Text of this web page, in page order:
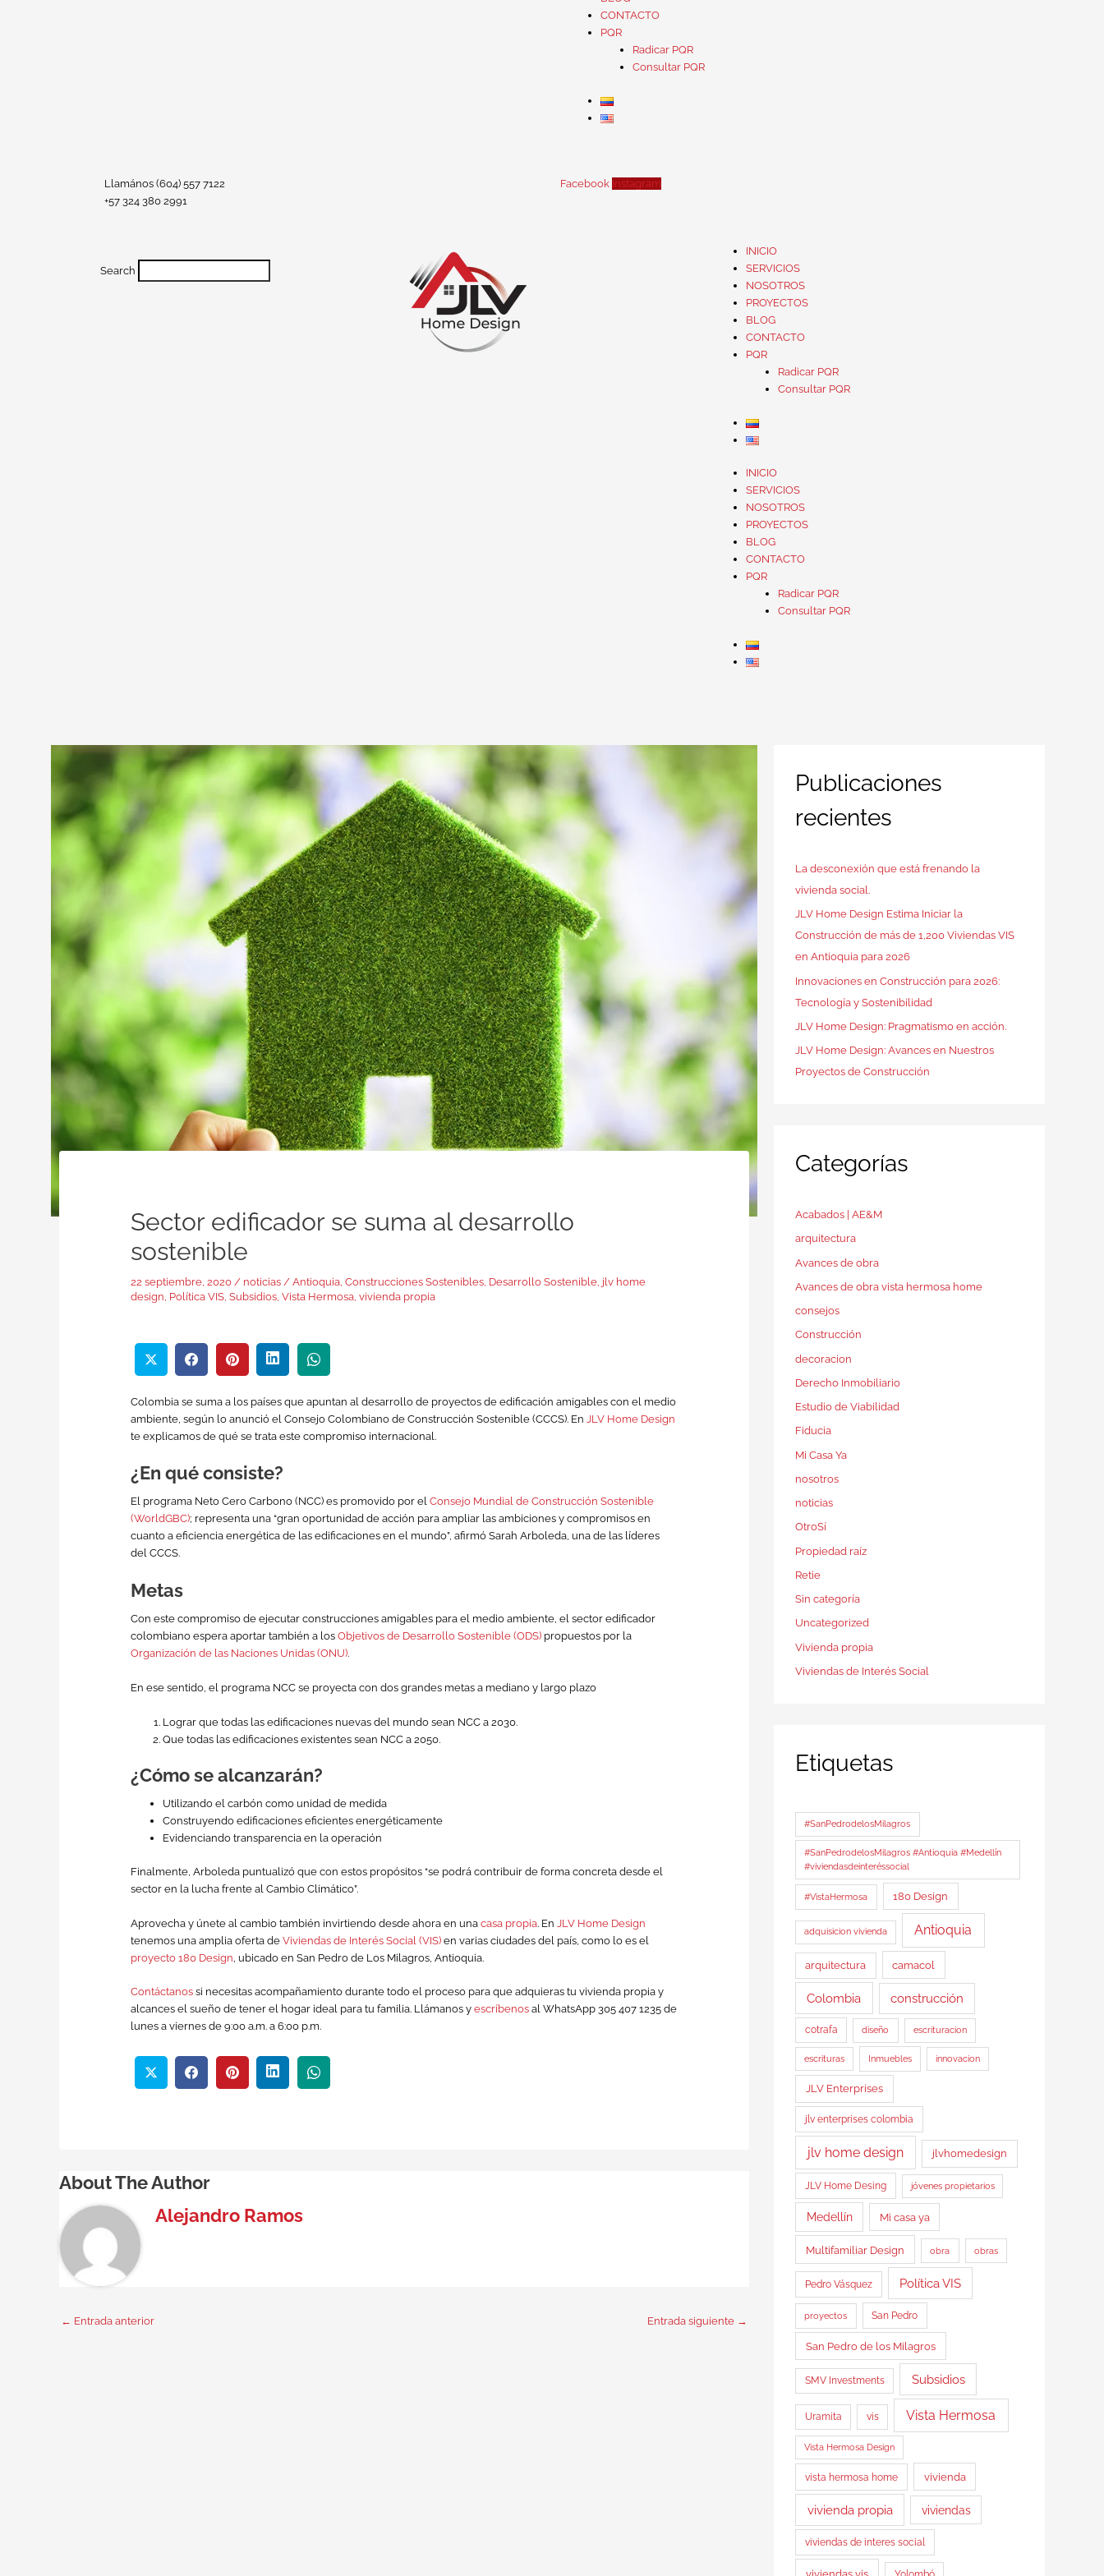
CONTACTO
PQR
Radicar PQR
Consultar PQR
Llamános (604) 557 7122
+57 324 380 2991
Facebook Instagram
Search
INICIO
SERVICIOS
NOSOTROS
PROYECTOS
BLOG
CONTACTO
PQR
Radicar PQR
Consultar PQR
INICIO
SERVICIOS
NOSOTROS
PROYECTOS
BLOG
CONTACTO
PQR
Radicar PQR
Consultar PQR
Sector edificador se suma al desarrollo
sostenible
22 septiembre, 2020 / noticias/ Antioquia, Construcciones Sostenibles, Desarrollo Sostenible, jlv home
design, Política VIS, Subsidios, Vista Hermosa, vivienda propia
Colombia se suma a los países que apuntan al desarrollo de proyectos de edificación amigables con el medio
ambiente, según lo anunció el Consejo Colombiano de Construcción Sostenible (CCCS). En JLV Home Design
te explicamos de qué se trata este compromiso internacional.
¿En qué consiste?
El programa Neto Cero Carbono (NCC) es promovido por el Consejo Mundial de Construcción Sostenible
(WorldGBC); representa una “gran oportunidad de acción para ampliar las ambiciones y compromisos en
cuanto a eficiencia energética de las edificaciones en el mundo”, afirmó Sarah Arboleda, una de las líderes
del CCCS.
Metas
Con este compromiso de ejecutar construcciones amigables para el medio ambiente, el sector edificador
colombiano espera aportar también a los Objetivos de Desarrollo Sostenible (ODS)propuestos por la
Organización de las Naciones Unidas (ONU).
En ese sentido, el programa NCC se proyecta con dos grandes metas a mediano y largo plazo
Lograr que todas las edificaciones nuevas del mundo sean NCC a 2030.
Que todas las edificaciones existentes sean NCC a 2050.
¿Cómo se alcanzarán?
Utilizando el carbón como unidad de medida
Construyendo edificaciones eficientes energéticamente
Evidenciando transparencia en la operación
Finalmente, Arboleda puntualizó que con estos propósitos “se podrá contribuir de forma concreta desde el
sector en la lucha frente al Cambio Climático”.
Aprovecha y únete al cambio también invirtiendo desde ahora en una casa propia. En JLV Home Design
tenemos una amplia oferta de Viviendas de Interés Social (VIS)en varias ciudades del país, como lo es el
proyecto 180 Design , ubicado en San Pedro de Los Milagros, Antioquia.
Contáctanossi necesitas acompañamiento durante todo el proceso para que adquieras tu vivienda propia y
alcances el sueño de tener el hogar ideal para tu familia. Llámanos y escríbenosal WhatsApp 305 407 1235 de
lunes a viernes de 9:00 a.m. a 6:00 p.m.
About The Author
Alejandro Ramos
← Entrada anterior Entrada siguiente →
Publicaciones
recientes
La desconexión que está frenando la
vivienda social.
JLV Home Design Estima Iniciar la
Construcción de más de 1,200 Viviendas VIS
en Antioquia para 2026
Innovaciones en Construcción para 2026:
Tecnología y Sostenibilidad
JLV Home Design: Pragmatismo en acción.
JLV Home Design: Avances en Nuestros
Proyectos de Construcción
Categorías
Acabados | AE&M
arquitectura
Avances de obra
Avances de obra vista hermosa home
consejos
Construcción
decoracion
Derecho Inmobiliario
Estudio de Viabilidad
Fiducia
Mi Casa Ya
nosotros
noticias
OtroSí
Propiedad raíz
Retie
Sin categoría
Uncategorized
Vivienda propia
Viviendas de Interés Social
Etiquetas
#SanPedrodelosMilagros
#SanPedrodelosMilagros #Antioquia #Medellín
#viviendasdeinteréssocial
#VistaHermosa 180 Design
adquisicion vivienda Antioquia
arquitectura camacol
Colombia construcción
cotrafa diseño escrituracion
escrituras Inmuebles innovacion
JLV Enterprises
jlv enterprises colombia
jlv home design jlvhomedesign
JLV Home Desing jóvenes propietarios
Medellín Mi casa ya
Multifamiliar Design obra obras
Pedro Vásquez Política VIS
proyectos San Pedro
San Pedro de los Milagros
SMV Investments Subsidios
Uramita vis Vista Hermosa
Vista Hermosa Design
vista hermosa home vivienda
vivienda propia viviendas
viviendas de interes social